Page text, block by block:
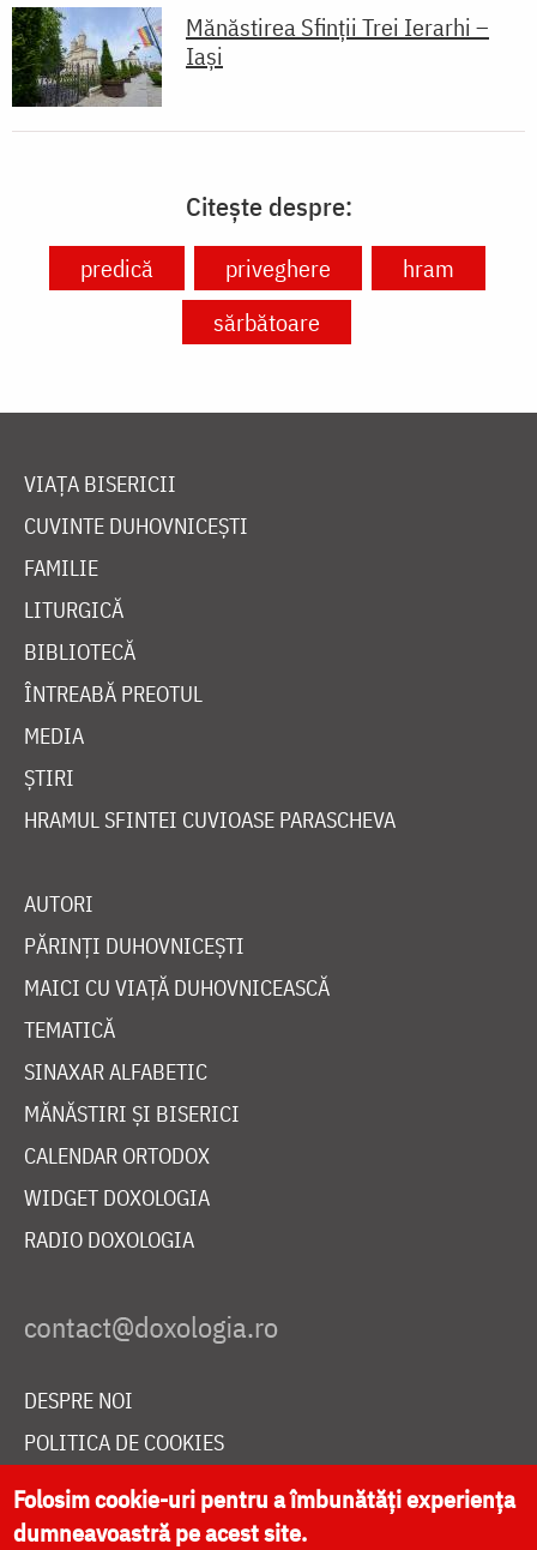
Mănăstirea Sfinții Trei Ierarhi –
Iași
Citește despre:
predică priveghere
hram
sărbătoare
VIAȚA BISERICII
CUVINTE DUHOVNICEȘTI
FAMILIE
LITURGICĂ
BIBLIOTECĂ
ÎNTREABĂ PREOTUL
MEDIA
ȘTIRI
HRAMUL SFINTEI CUVIOASE PARASCHEVA
AUTORI
PĂRINȚI DUHOVNICEȘTI
MAICI CU VIAȚĂ DUHOVNICEASCĂ
TEMATICĂ
SINAXAR ALFABETIC
MĂNĂSTIRI ȘI BISERICI
CALENDAR ORTODOX
WIDGET DOXOLOGIA
RADIO DOXOLOGIA
DESPRE NOI
POLITICA DE COOKIES
DONEAZĂ ONLINE PENTRU CATEDRALA NAȚIONALĂ
Folosim cookie-uri pentru a îmbunătăți experiența
dumneavoastră pe acest site.